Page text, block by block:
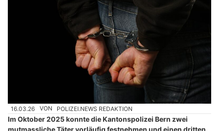
16.03.26 VON POLIZEI.NEWS REDAKTION
Im Oktober 2025 konnte die Kantonspolizei Bern zwei
mutmassliche Täter vorläufig festnehmen und einen dritten